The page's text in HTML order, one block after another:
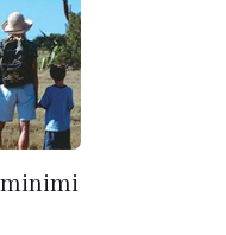
minimi